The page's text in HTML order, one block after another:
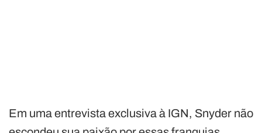
Em uma entrevista exclusiva à IGN, Snyder não